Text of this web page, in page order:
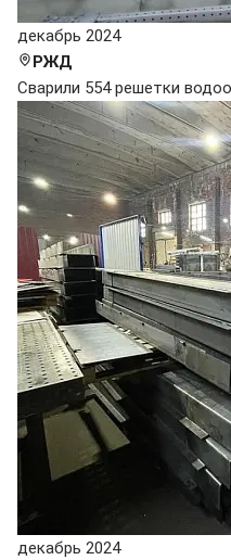
декабрь 2024
РЖД
Сварили 554 решетки
декабрь 2024